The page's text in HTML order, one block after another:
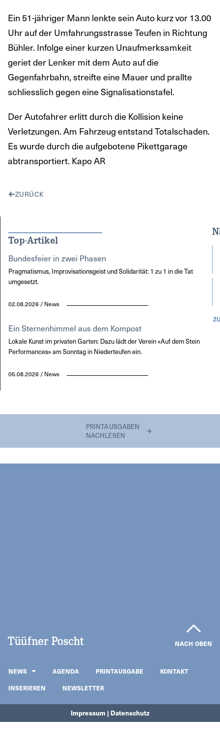
Ein 51-jähriger Mann lenkte sein Auto kurz vor 13.00
Uhr auf der Umfahrungsstrasse Teufen in Richtung
Bühler. Infolge einer kurzen Unaufmerksamkeit
geriet der Lenker mit dem Auto auf die
Gegenfahrbahn, streifte eine Mauer und prallte
schliesslich gegen eine Signalisationstafel.
Der Autofahrer erlitt durch die Kollision keine
Verletzungen. Am Fahrzeug entstand Totalschaden.
Es wurde durch die aufgebotene Pikettgarage
abtransportiert. Kapo AR
ZURÜCK
Top-Artikel
Bundesfeier in zwei Phasen
Pragmatismus, Improvisationsgeist und Solidarität: 1 zu 1 in die Tat
umgesetzt.
02.08.2026 / News
Ein Sternenhimmel aus dem Kompost
Lokale Kunst im privaten Garten: Dazu lädt der Verein «Auf dem Stein
Performances» am Sonntag in Niederteufen ein.
05.08.2026 / News
PRINTAUSGABEN
NACHLESEN
NACH OBEN
NEWS AGENDA PRINTAUSGABE
KONTAKT
INSERIEREN
NEWSLETTER
Impressum | Datenschutz